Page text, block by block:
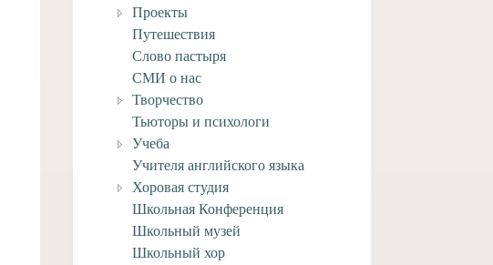
Проекты
Путешествия
Слово пастыря
СМИ о нас
Творчество
Тьюторы и психологи
Учеба
Учителя английского языка
Хоровая студия
Школьная Конференция
Школьный музей
Школьный хор